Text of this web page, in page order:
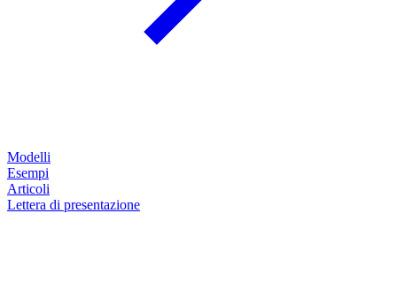
Modelli
Esempi
Articoli
Lettera di presentazione